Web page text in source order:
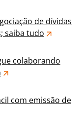
de dívidas
saiba tudo
colaborando
com emissão de